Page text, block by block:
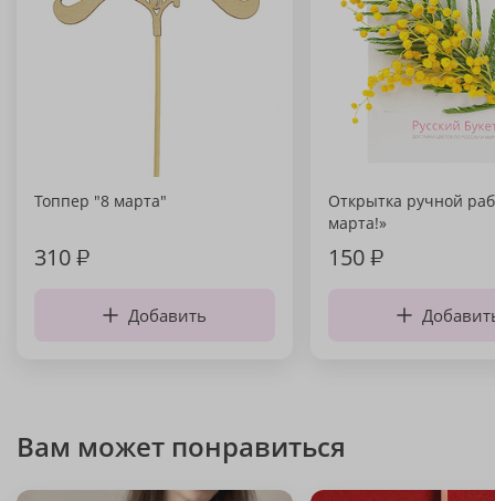
Топпер "8 марта"
310₽
Добавить
Открытка ручной
марта!»
150₽
Вам может понравиться